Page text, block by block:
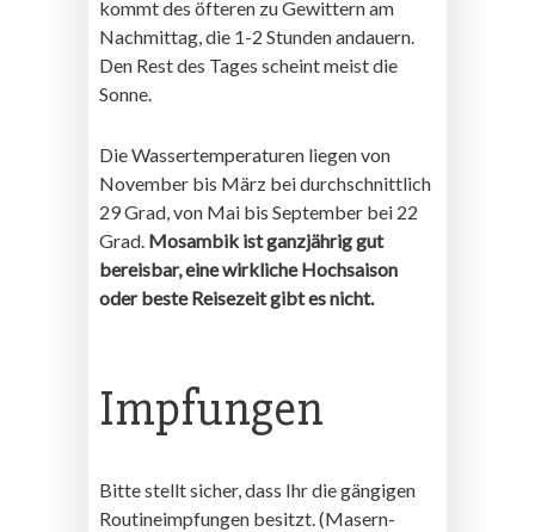
kommt des öfteren zu Gewittern am
Nachmittag, die 1-2 Stunden andauern.
Den Rest des Tages scheint meist die
Sonne.
Die Wassertemperaturen liegen von
November bis März bei durchschnittlich
29 Grad, von Mai bis September bei 22
Grad. Mosambik ist ganzjährig gut
bereisbar, eine wirkliche Hochsaison
oder beste Reisezeit gibt es nicht.
Impfungen
Bitte stellt sicher, dass Ihr die gängigen
Routineimpfungen besitzt. (Masern-